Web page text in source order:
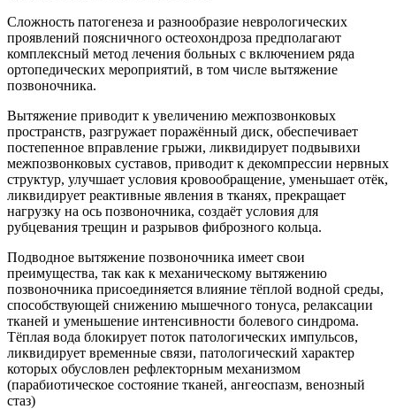
Сложность патогенеза и разнообразие неврологических
проявлений поясничного остеохондроза предполагают
комплексный метод лечения больных с включением ряда
ортопедических мероприятий, в том числе вытяжение
позвоночника.
Вытяжение приводит к увеличению межпозвонковых
пространств, разгружает поражённый диск, обеспечивает
постепенное вправление грыжи, ликвидирует подвывихи
межпозвонковых суставов, приводит к декомпрессии нервных
структур, улучшает условия кровообращение, уменьшает отёк,
ликвидирует реактивные явления в тканях, прекращает
нагрузку на ось позвоночника, создаёт условия для
рубцевания трещин и разрывов фиброзного кольца.
Подводное вытяжение позвоночника имеет свои
преимущества, так как к механическому вытяжению
позвоночника присоединяется влияние тёплой водной среды,
способствующей снижению мышечного тонуса, релаксации
тканей и уменьшение интенсивности болевого синдрома.
Тёплая вода блокирует поток патологических импульсов,
ликвидирует временные связи, патологический характер
которых обусловлен рефлекторным механизмом
(парабиотическое состояние тканей, ангеоспазм, венозный
стаз)